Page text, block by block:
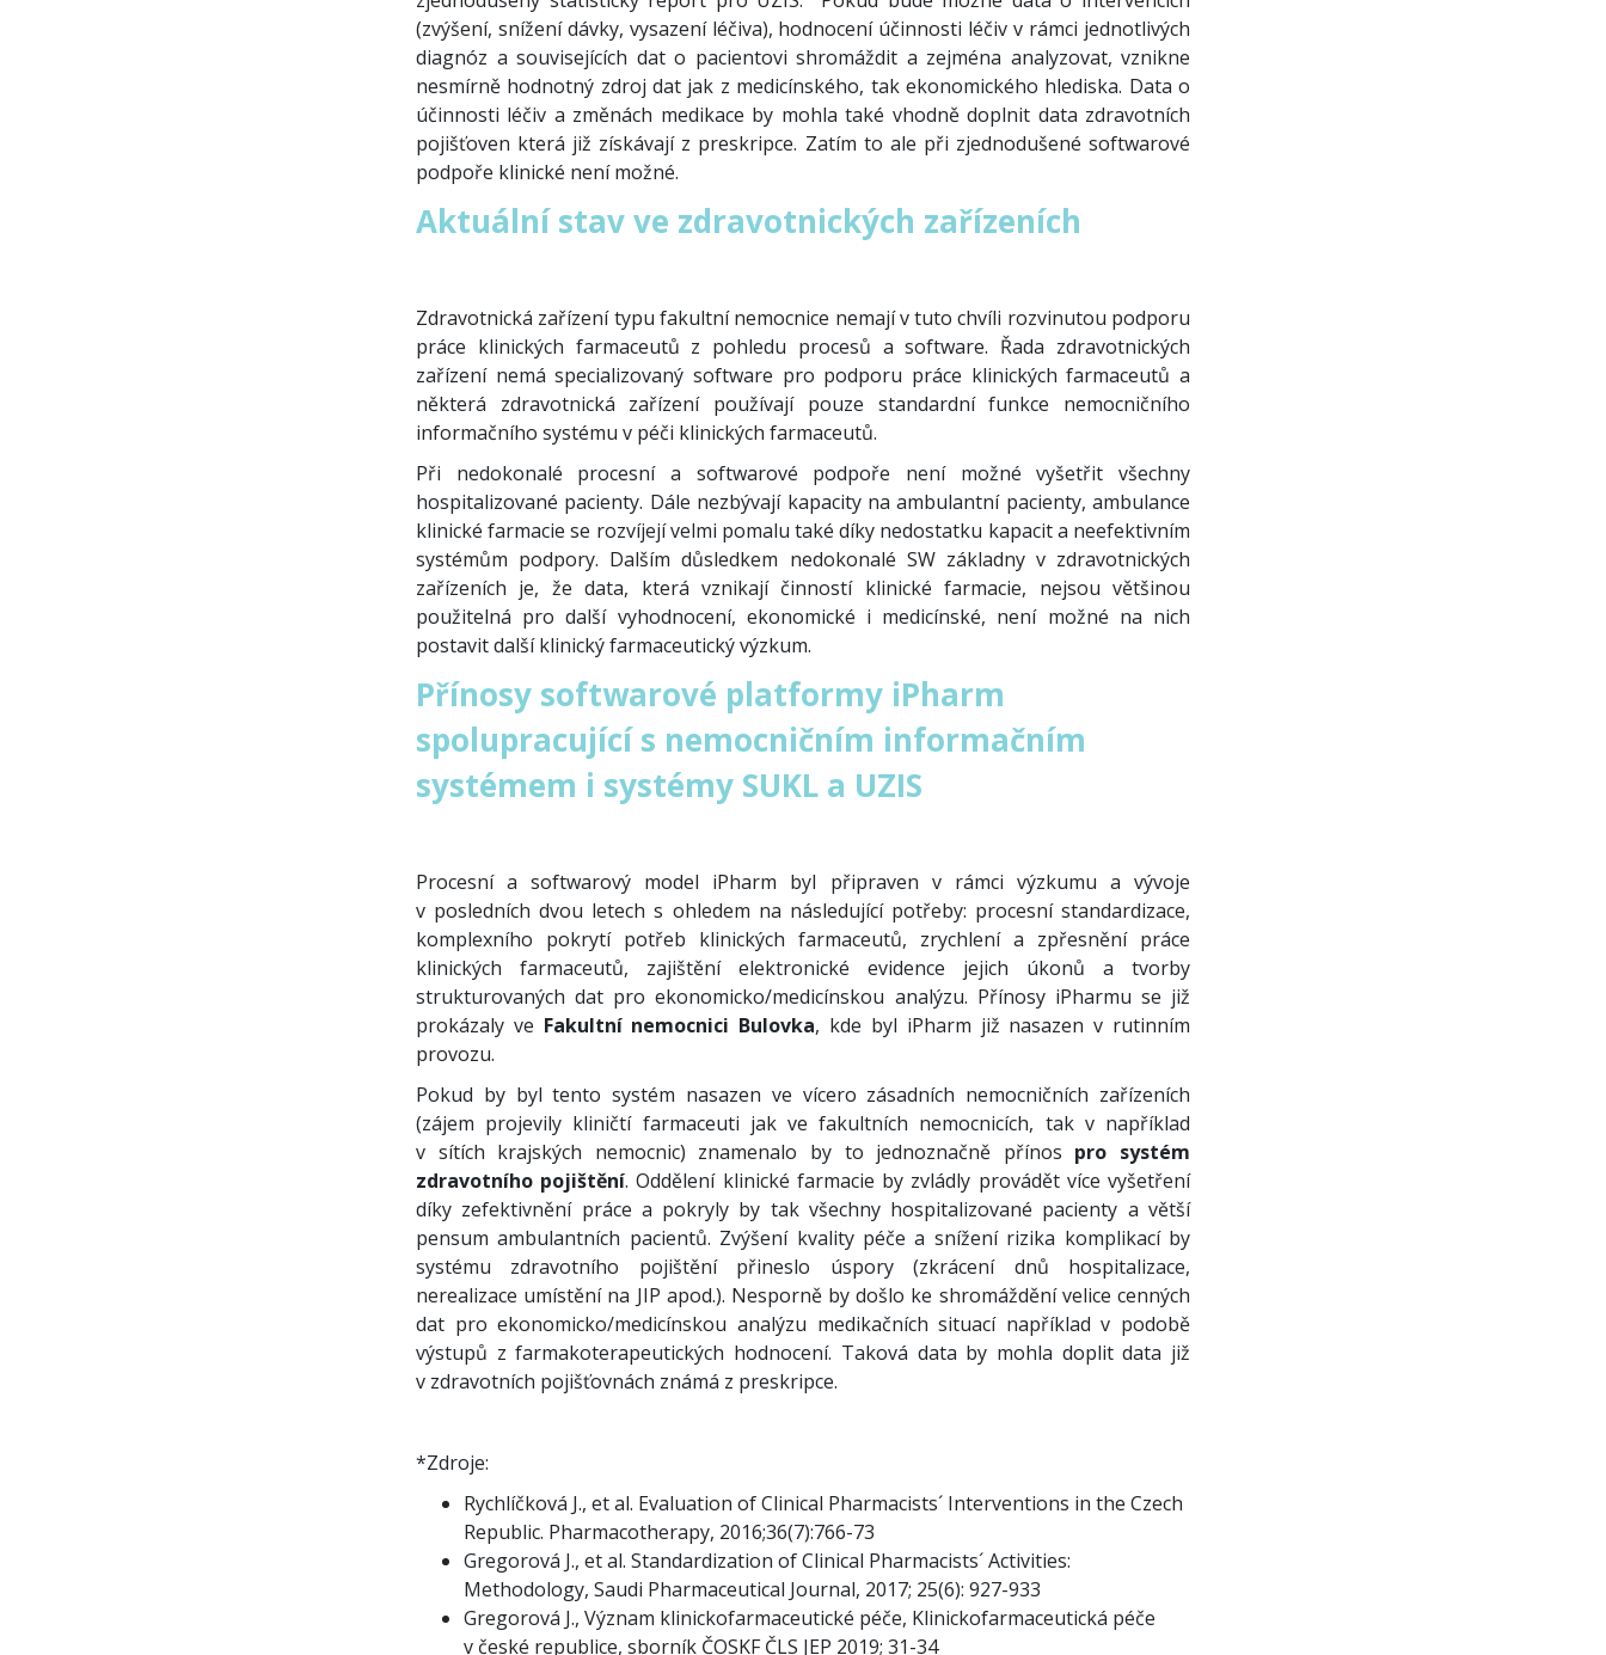
(zvýšení, snížení dávky, vysazení léčiva), hodnocení účinnosti léčiv v rámci jednotlivých
diagnóz a souvisejících dat o pacientovi shromáždit a zejména analyzovat, vznikne
nesmírně hodnotný zdroj dat jak z medicínského, tak ekonomického hlediska. Data o
účinnosti léčiv a změnách medikace by mohla také vhodně doplnit data zdravotních
pojišťoven která již získávají z preskripce. Zatím to ale při zjednodušené softwarové
podpoře klinické není možné.
Aktuální stav ve zdravotnických zařízeních
Zdravotnická zařízení typu fakultní nemocnice nemají v tuto chvíli rozvinutou podporu
práce klinických farmaceutů z pohledu procesů a software. Řada zdravotnických
zařízení nemá specializovaný software pro podporu práce klinických farmaceutů a
některá zdravotnická zařízení používají pouze standardní funkce nemocničního
informačního systému v péči klinických farmaceutů.
Při nedokonalé procesní a softwarové podpoře není možné vyšetřit všechny
hospitalizované pacienty. Dále nezbývají kapacity na ambulantní pacienty, ambulance
klinické farmacie se rozvíjejí velmi pomalu také díky nedostatku kapacit a neefektivním
systémům podpory. Dalším důsledkem nedokonalé SW základny v zdravotnických
zařízeních je, že data, která vznikají činností klinické farmacie, nejsou většinou
použitelná pro další vyhodnocení, ekonomické i medicínské, není možné na nich
postavit další klinický farmaceutický výzkum.
Přínosy softwarové platformy iPharm
spolupracující s nemocničním informačním
systémem i systémy SUKL a UZIS
Procesní a softwarový model iPharm byl připraven v rámci výzkumu a vývoje
v posledních dvou letech s ohledem na následující potřeby: procesní standardizace,
komplexního pokrytí potřeb klinických farmaceutů, zrychlení a zpřesnění práce
klinických farmaceutů, zajištění elektronické evidence jejich úkonů a tvorby
strukturovaných dat pro ekonomicko/medicínskou analýzu. Přínosy iPharmu se již
prokázaly ve Fakultní nemocnici Bulovka, kde byl iPharm již nasazen v rutinním
provozu.
Pokud by byl tento systém nasazen ve vícero zásadních nemocničních zařízeních
(zájem projevily kliničtí farmaceuti jak ve fakultních nemocnicích, tak v například
v sítích krajských nemocnic) znamenalo by to jednoznačně přínos pro systém
zdravotního pojištění. Oddělení klinické farmacie by zvládly provádět více vyšetření
díky zefektivnění práce a pokryly by tak všechny hospitalizované pacienty a větší
pensum ambulantních pacientů. Zvýšení kvality péče a snížení rizika komplikací by
systému zdravotního pojištění přineslo úspory (zkrácení dnů hospitalizace,
nerealizace umístění na JIP apod.). Nesporně by došlo ke shromáždění velice cenných
dat pro ekonomicko/medicínskou analýzu medikačních situací například v podobě
výstupů z farmakoterapeutických hodnocení. Taková data by mohla doplit data již
v zdravotních pojišťovnách známá z preskripce.
*Zdroje:
Rychlíčková J., et al. Evaluation of Clinical Pharmacists´ Interventions in the Czech
Republic. Pharmacotherapy, 2016;36(7):766-73
Gregorová J., et al. Standardization of Clinical Pharmacists´ Activities:
Methodology, Saudi Pharmaceutical Journal, 2017; 25(6): 927-933
Gregorová J., Význam klinickofarmaceutické péče, Klinickofarmaceutická péče
v české republice, sborník ČOSKF ČLS JEP 2019; 31-34